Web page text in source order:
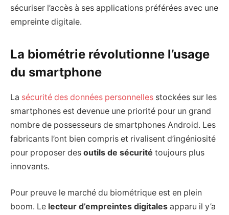
sécuriser l’accès à ses applications préférées avec une
empreinte digitale.
La biométrie révolutionne l’usage
du smartphone
La sécurité des données personnelles stockées sur les
smartphones est devenue une priorité pour un grand
nombre de possesseurs de smartphones Android. Les
fabricants l’ont bien compris et rivalisent d’ingéniosité
pour proposer des outils de sécurité toujours plus
innovants.
Pour preuve le marché du biométrique est en plein
boom. Le lecteur d’empreintes digitales apparu il y’a